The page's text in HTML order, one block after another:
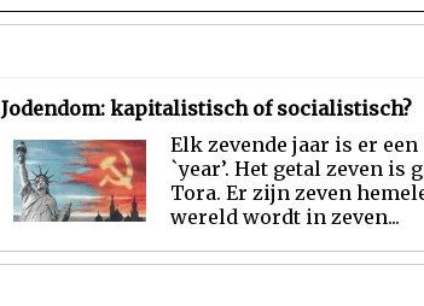
Jodendom: kapitalistisch of socialistisch?
Elk zevende jaar is er een
`year’. Het getal zeven is
Tora. Er zijn zeven
wereld wordt in zeven...